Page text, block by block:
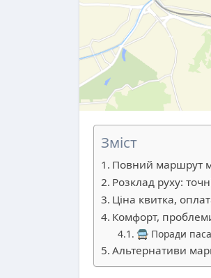
Зміст
Повний маршрут
Розклад руху:
Ціна квитка,
Комфорт,
🚍 Поради
Альтернативи